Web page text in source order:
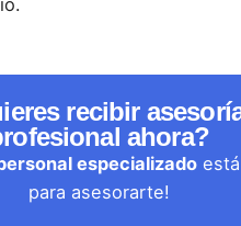
recibir
ahora?
especializado
para asesorarte!